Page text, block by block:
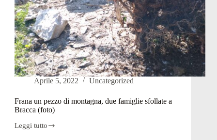
Aprile 5, 2022 Uncategorized
Frana un pezzo di montagna, due famiglie sfollate a
Bracca (foto)
Leggi tutto
Frana